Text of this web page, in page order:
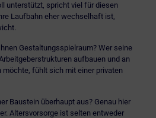
unterstützt, spricht viel für diesen
Laufbahn eher wechselhaft ist,
Gestaltungsspielraum? Wer seine
aufbauen und an
möchte, fühlt sich mit einer privaten
Baustein überhaupt aus? Genau hier
Altersvorsorge ist selten entweder